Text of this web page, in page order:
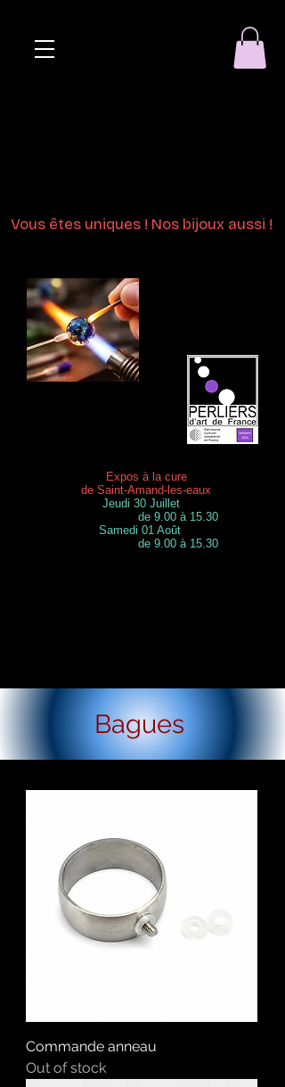
Expos à la cure
de Saint-Amand-les-eaux
Jeudi 30 Juillet
de 9.00 à 15.30
Samedi 01 Août
de 9.00 à 15.30
Vous êtes uniques ! Nos bijoux aussi !
Bagues
Commande anneau
Out of stock